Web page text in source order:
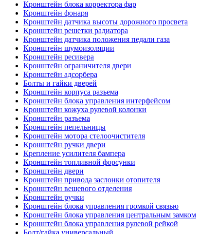
Кронштейн блока корректора фар
Кронштейн фонаря
Кронштейн датчика высоты дорожного просвета
Кронштейн решетки радиатора
Кронштейн датчика положения педали газа
Кронштейн шумоизоляции
Кронштейн ресивера
Кронштейн ограничителя двери
Кронштейн адсорбера
Болты и гайки дверей
Кронштейн корпуса разъема
Кронштейн блока управления интерфейсом
Кронштейн кожуха рулевой колонки
Кронштейн разъема
Кронштейн пепельницы
Кронштейн мотора стелоочистителя
Кронштейн ручки двери
Крепление усилителя бампера
Кронштейн топливной форсунки
Кронштейн двери
Кронштейн привода заслонки отопителя
Кронштейн вещевого отделения
Кронштейн ручки
Кронштейн блока управления громкой связью
Кронштейн блока управления центральным замком
Кронштейн блока управления рулевой рейкой
Болт/гайка универсальный